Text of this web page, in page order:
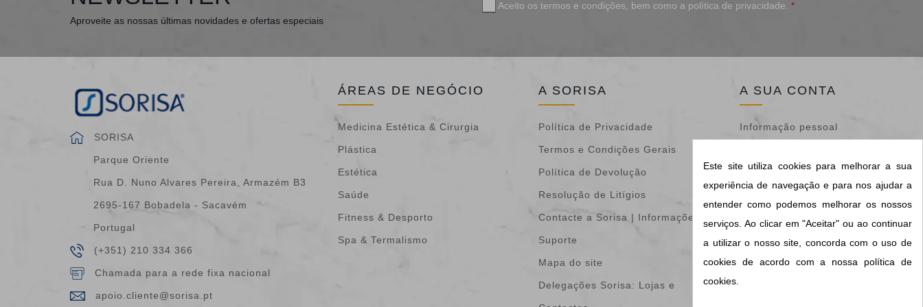
Aproveite as nossas últimas novidades e ofertas especiais
Aceito os termos e condições , bem como a política de privacidade *
SORISA
Parque Oriente
Rua D. Nuno Alvares Pereira, Armazém B3
2695-167 Bobadela - Sacavém
Portugal
(+351) 210 334 366
Chamada para a rede fixa nacional
apoio.cliente@sorisa.pt
ÁREAS DE NEGÓCIO
Medicina Estética & Cirurgia
Plástica
Estética
Saúde
Fitness & Desporto
Spa & Termalismo
A SORISA
Política de Privacidade
Termos e Condições Gerais
Política de Devolução
Resolução de Litígios
Contacte a Sorisa | Informações &
Suporte
Mapa do site
Delegações Sorisa: Lojas e
A SUA CONTA
Informação pessoal
mercadoria
Endereços
Vales de desconto
Este site utiliza cookies para melhorar a sua
experiência de navegação e para nos ajudar a
entender como podemos melhorar os nossos
serviços. Ao clicar em "Aceitar" ou ao continuar
a utilizar o nosso site, concorda com o uso de
cookies de acordo com a nossa política de
cookies.